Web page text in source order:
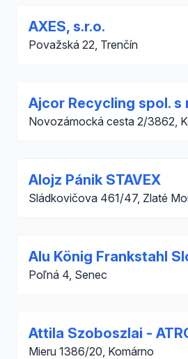
AXES, s.r.o.
Považská 22, Trenčín
Ajcor Recycling spol. s
Novozámocká cesta 2/3862,
Alojz Pánik STAVEX
Sládkovičova 461/47, Zlaté
Alu König Frankstahl
Poľná 4, Senec
Attila Szoboszlai -
Mieru 1386/20, Komárno